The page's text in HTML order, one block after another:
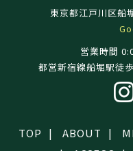
東京都江戸川区船
営業時間
都営新宿線船堀駅徒
TOP ABOUT